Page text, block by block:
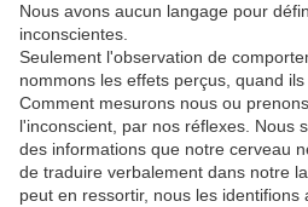
Nous avons aucun langage pour
inconscientes.
Seulement l'observation de
nommons les effets perçus, quand
Comment mesurons nous ou
l'inconscient, par nos réflexes. Nous
des informations que notre cerveau
de traduire verbalement dans notre
peut en ressortir, nous les